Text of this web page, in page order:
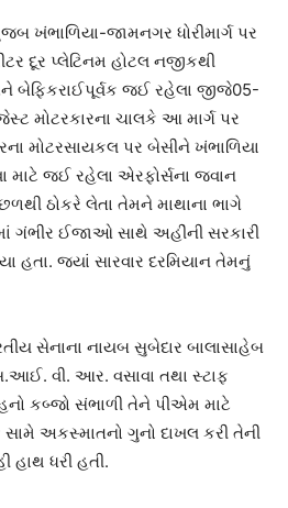
ખંભાળિયા-જામનગર ધોરીમાર્ગ પર
દૂર પ્લેટિનમ હોટલ નજીકથી
જઈ રહેલા જીજે05-
મોટરકારના ચાલકે આ માર્ગ પર
મોટરસાયકલ પર બેસીને ખંભાળિયા
માટે જઈ રહેલા એરફોર્સના જવાન
ઠોકરે લેતા તેમને માથાના ભાગે
ગંભીર ઈજાઓ સાથે અહીંની સરકારી
હતા. જ્યાં સારવાર દરમિયાન તેમનું
સેનાના નાયબ સુબેદાર બાલાસાહેબ
વી. આર. વસાવા તથા સ્ટાફ
કબ્જો સંભાળી તેને પીએમ માટે
સામે અકસ્માતનો ગુનો દાખલ કરી તેની
હાથ ધરી હતી.